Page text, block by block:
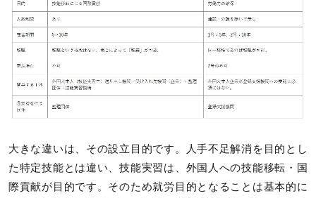
大きな違いは、その設立目的です。人手不足解消を目的とし
た特定技能とは違い、技能実習は、外国人への技能移転・国
際貢献が目的です。そのため就労目的となることは基本的に